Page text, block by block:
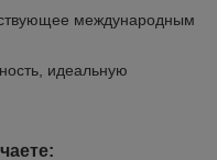
международным
идеальную